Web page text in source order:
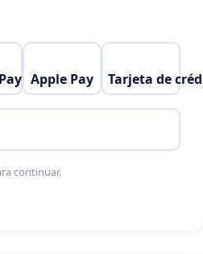
Apple Pay Tarjeta de
continuar.